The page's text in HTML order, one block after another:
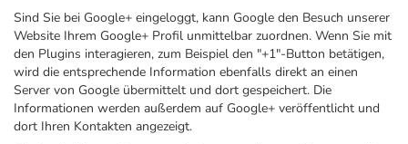
Sind Sie bei Google+ eingeloggt, kann Google den Besuch unserer
Website Ihrem Google+ Profil unmittelbar zuordnen. Wenn Sie mit
den Plugins interagieren, zum Beispiel den "+1"-Button betätigen,
wird die entsprechende Information ebenfalls direkt an einen
Server von Google übermittelt und dort gespeichert. Die
Informationen werden außerdem auf Google+ veröffentlicht und
dort Ihren Kontakten angezeigt.